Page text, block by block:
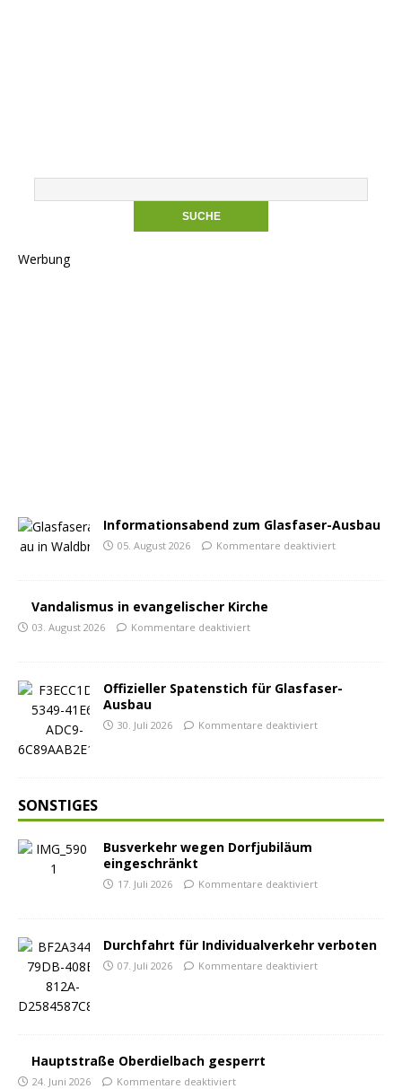
Werbung
Informationsabend zum Glasfaser-Ausbau
05. August 2026 Kommentare deaktiviert
Vandalismus in evangelischer Kirche
03. August 2026 Kommentare deaktiviert
Offizieller Spatenstich für Glasfaser-
Ausbau
30. Juli 2026 Kommentare deaktiviert
SONSTIGES
Busverkehr wegen Dorfjubiläum
eingeschränkt
17. Juli 2026 Kommentare deaktiviert
Durchfahrt für Individualverkehr verboten
07. Juli 2026 Kommentare deaktiviert
Hauptstraße Oberdielbach gesperrt
24. Juni 2026 Kommentare deaktiviert